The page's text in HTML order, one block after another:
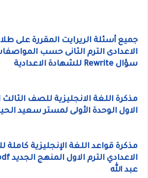
جميع أسئلة الريرايت المقررة على
سؤال Rewrite للشهادة الاعدادية
مذكرة اللغة الانجليزية للصف الثالث
الاول الوحدة الأولى لمستر سعيد الحيت
مذكرة قواعد اللغة الإنجليزية كاملة
عبد الله